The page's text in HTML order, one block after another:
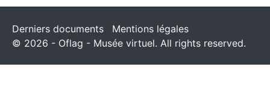
Derniers documents
Mentions légales
© 2026 - Oflag - Musée virtuel. All rights reserved.